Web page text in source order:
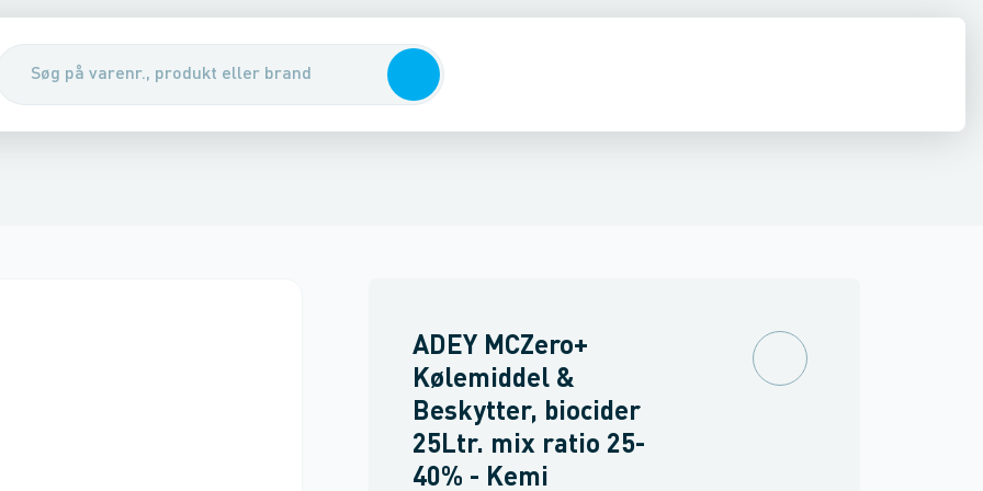
& grus
ADEY MCZero+
Kølemiddel &
Beskytter, biocider
25Ltr. mix ratio 25-
40% - Kemi